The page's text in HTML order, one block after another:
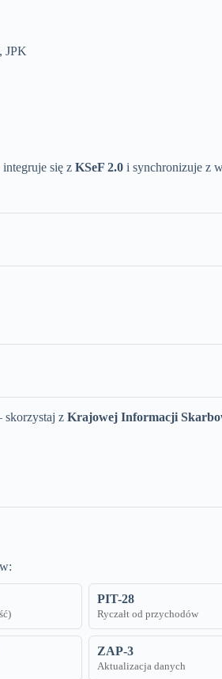
JPK
się z KSeF 2.0 i synchronizuje z
skorzystaj z Krajowej Informacji
PIT-28
Ryczałt od przychodów
ZAP-3
Aktualizacja danych